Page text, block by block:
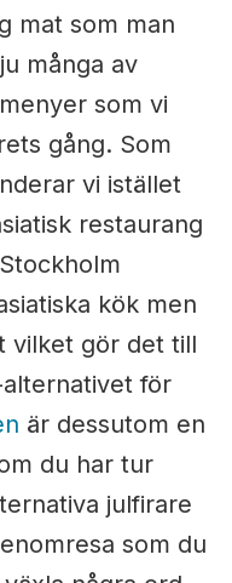
mat som man
många av
som vi
gång. Som
vi istället
restaurang
kök men
vilket gör det till
för
är dessutom en
du har tur
julfirare
som du